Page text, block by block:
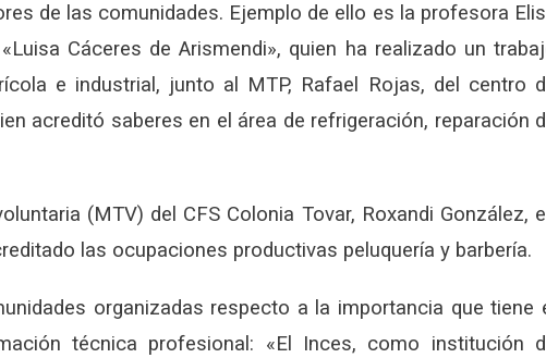
de las comunidades. Ejemplo de ello es la profesora
Cáceres de Arismendi», quien ha realizado un
e industrial, junto al MTP, Rafael Rojas, del centro
acreditó saberes en el área de refrigeración, reparación
(MTV) del CFS Colonia Tovar, Roxandi González,
las ocupaciones productivas peluquería y barbería.
organizadas respecto a la importancia que tiene
técnica profesional: «El Inces, como institución